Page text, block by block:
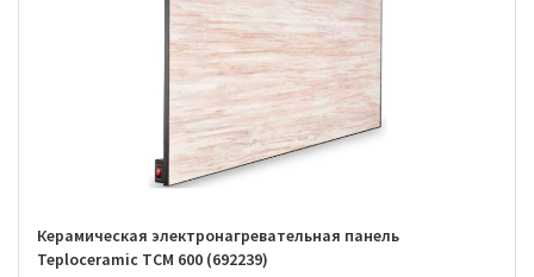
Керамическая электронагревательная панель
Teploceramic TCM 600 (692239)